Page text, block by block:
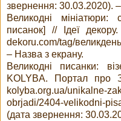
звернення: 30.03.2020).
Великодні
писанок] // Ідеї
dekoru.com/tag/
– Назва з екрану.
Великодні писанки:
KOLYBA. Портал про
kolyba.org.ua/unikalne-
obrjadi/2404-velikodni-
(дата звернення: